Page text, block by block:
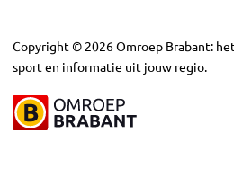
Copyright © 2026Omroep Brabant:
sport en informatie uit jouw regio.